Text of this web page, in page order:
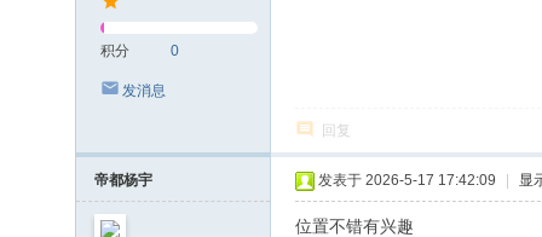
积分 0
发消息
回复
帝都杨宇 发表于 2026-5-17 17:42:09 显
位置不错有兴趣